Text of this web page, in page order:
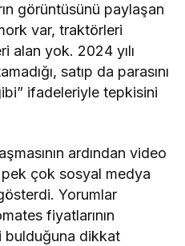
görüntüsünü paylaşan
var, traktörleri
alan yok. 2024 yılı
satıp da parasını
ifadeleriyle tepkisini
ardından video
çok sosyal medya
Yorumlar
fiyatlarının
bulduğuna dikkat